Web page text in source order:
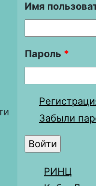
Имя
Пароль *
Забыли
РИНЦ